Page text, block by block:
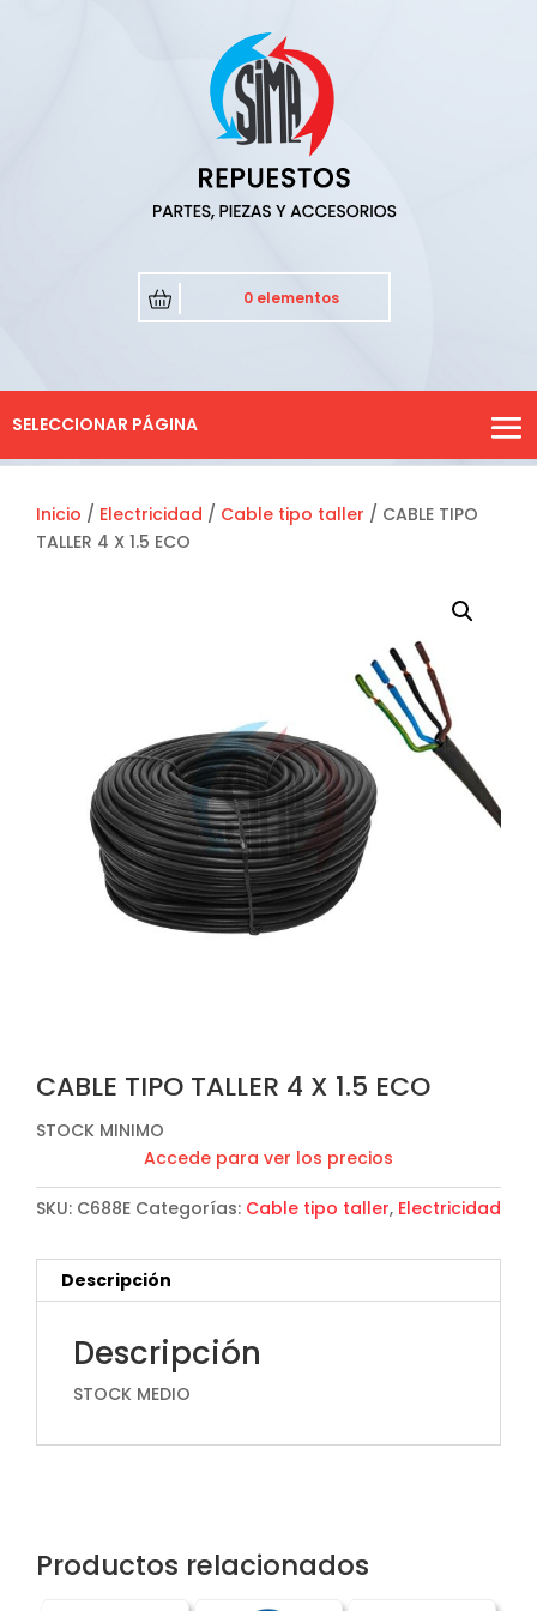
0 elementos
SELECCIONAR PÁGINA
Inicio / Electricidad / Cable tipo taller / CABLE TIPO
TALLER 4 X 1.5 ECO
CABLE TIPO TALLER 4 X 1.5 ECO
STOCK MINIMO
Accede para ver los precios
SKU: C688E Categorías: Cable tipo taller, Electricidad
Descripción
Descripción
STOCK MEDIO
Productos relacionados